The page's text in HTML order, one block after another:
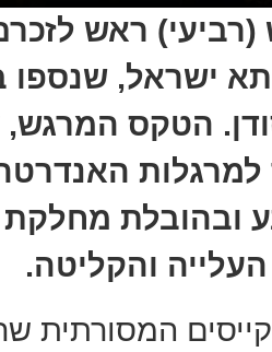
ראש
ישראל,
הטקס המרגש,
למרגלות
ובהובלת
והקליטה.
המסורתית